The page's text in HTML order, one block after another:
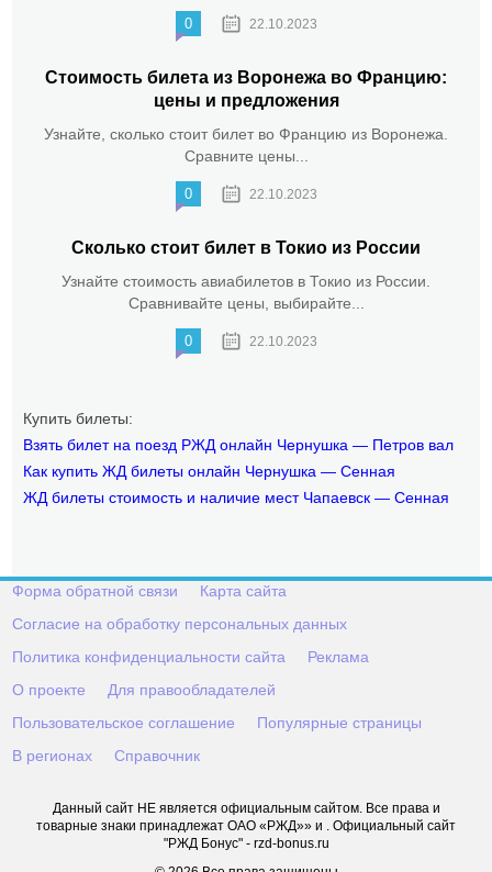
0 22.10.2023
Стоимость билета из Воронежа во Францию:
цены и предложения
Узнайте, сколько стоит билет во Францию из Воронежа.
Сравните цены...
0 22.10.2023
Сколько стоит билет в Токио из России
Узнайте стоимость авиабилетов в Токио из России.
Сравнивайте цены, выбирайте...
0 22.10.2023
Купить билеты:
Взять билет на поезд РЖД онлайн Чернушка — Петров вал
Как купить ЖД билеты онлайн Чернушка — Сенная
ЖД билеты стоимость и наличие мест Чапаевск — Сенная
Форма обратной связи
Карта сайта
Согласие на обработку персональных данных
Политика конфиденциальности сайта
Реклама
О проекте
Для правообладателей
Пользовательское соглашение
Популярные страницы
В регионах
Справочник
Данный сайт НЕ является официальным сайтом. Все права и
товарные знаки принадлежат ОАО «РЖД»» и . Официальный сайт
"РЖД Бонус" - rzd-bonus.ru